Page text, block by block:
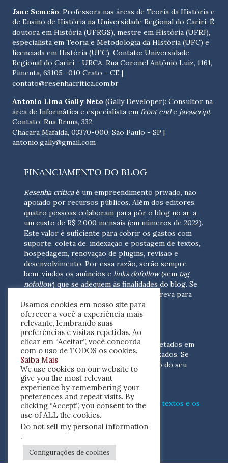
Jane Semeão: Professora nas áreas de Teoria da História e
de Ensino de História na Universidade Regional do Cariri. É
doutora em História (UFRGS), mestre em História (UFRJ),
especialista em Teoria e Metodologia da HIstória (UFC) e
licenciada em História (UFC). Contato: Universidade
Regional do Cariri - URCA. Rua Coronel Antônio Luíz, 1161,
Pimenta, 63105 -010 Crato - CE |
contato@resenhacritica.com.br
Antonio Lima Gally Neto (Gally Developer): Consultor na
área de Informática e especialista em front ende javascript.
Contato: Rua Bruna, 332,
Chacara Mafalda, 03370-000, São Paulo - SP |
antonio.gally@gmail.com
FINANCIAMENTO DO BLOG
Resenha críticaé um empreendimento privado, não
apoiado por recursos públicos. Além dos editores,
quatro pessoas colaboram para pôr o blog no ar, a
um custo de R$ 2.000 mensais (em números de 2022).
Este valor é suficiente para cobrir os gastos com
suporte, coleta de, indexação e postagem de textos,
hospedagem, renovação de plugins, revisão e
desenvolvimento. Por essa razão, serão sempre
bem-vindos os anúncios e links dofollow(sem tag
nofollow) que se adequem às finalidades do blog. Se
escreva para
nós(contato@resenhacritica.com.br)
FONTES E ACERVO
As resenhas, dossiês e sumários são coletados em
periódicos acadêmicos e sites especializados. Se
você tem interesse em divulgar o acervo do seu
periódico, escreva para nós
(contato@resenhacritica.com.br)
Conheça omodocomo processamos os textos e os
índicesdisponibilizados neste blog.
ISSN 2764-0302
Usamos cookies em nosso site para
oferecer a você a experiência mais
relevante, lembrando suas
preferências e visitas repetidas. Ao
clicar em “Aceitar”, você concorda
com o uso de TODOS os cookies.
Saiba Mais
We use cookies on our website to
give you the most relevant
experience by remembering your
preferences and repeat visits. By
clicking “Accept”, you consent to the
use of ALL the cookies.
Do not sell my personal information
.
Configurações de cookies